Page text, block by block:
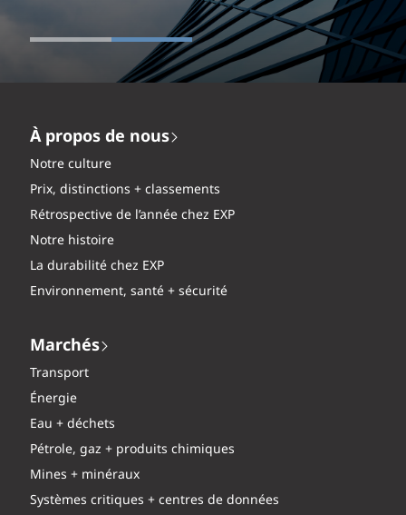
À propos de nous
Notre culture
Prix, distinctions + classements
Rétrospective de l’année chez EXP
Notre histoire
La durabilité chez EXP
Environnement, santé + sécurité
Marchés
Transport
Énergie
Eau + déchets
Pétrole, gaz + produits chimiques
Mines + minéraux
Systèmes critiques + centres de données